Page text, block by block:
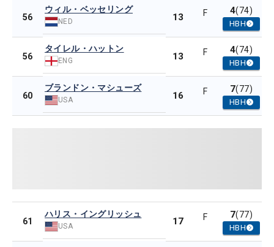
56
ウィル・ベッセリング
NED 13 F 4(74)
HBH
56
タイレル・ハットン
ENG 13 F 4(74)
HBH
60
ブランドン・マシューズ
USA 16 F 7(77)
HBH
61
ハリス・イングリッシュ
USA 17 F 7(77)
HBH